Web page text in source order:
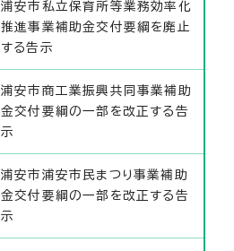
浦安市私立保育所等業務効率化
推進事業補助金交付要綱を廃止
する告示
浦安市商工業振興共同事業補助
金交付要綱の一部を改正する告
示
浦安市浦安市民まつり事業補助
金交付要綱の一部を改正する告
示